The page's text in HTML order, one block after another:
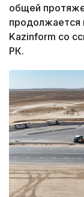
общей
продолжается
Kazinform со
РК.